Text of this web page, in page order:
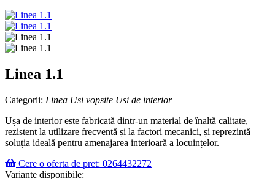
Linea 1.1
Categorii: Linea Usi vopsite Usi de interior
Ușa de interior este fabricată dintr-un material de înaltă calitate,
rezistent la utilizare frecventă și la factori mecanici, și reprezintă
soluția ideală pentru amenajarea interioară a locuințelor.
Cere o oferta de pret: 0264432272
Variante disponibile: